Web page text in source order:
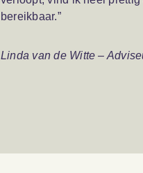
bereikbaar.”
Linda van de Witte –